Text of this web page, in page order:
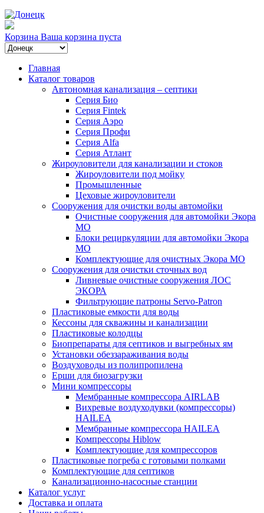
Корзина Ваша корзина пуста
Главная
Каталог товаров
Автономная канализация – септики
Серия Био
Серия Fintek
Серия Аэро
Серия Профи
Серия Alfa
Серия Атлант
Жироуловители для канализации и стоков
Жироуловители под мойку
Промышленные
Цеховые жироуловители
Сооружения для очистки воды автомойки
Очистные сооружения для автомойки Экора
МО
Блоки рециркуляции для автомойки Экора
МО
Комплектующие для очистных Экора МО
Сооружения для очистки сточных вод
Ливневые очистные сооружения ЛОС
ЭКОРА
Фильтрующие патроны Servo-Patron
Пластиковые емкости для воды
Кессоны для скважины и канализации
Пластиковые колодцы
Биопрепараты для септиков и выгребных ям
Установки обеззараживания воды
Воздуховоды из полипропилена
Ерши для биозагрузки
Мини компрессоры
Мембранные компрессора AIRLAB
Вихревые воздуходувки (компрессоры)
HAILEA
Мембранные компрессора HAILEA
Компрессоры Hiblow
Комплектующие для компрессоров
Пластиковые погреба с готовыми полками
Комплектующие для септиков
Канализационно-насосные станции
Каталог услуг
Доставка и оплата